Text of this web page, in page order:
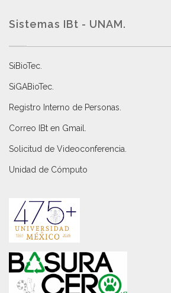
Sistemas IBt - UNAM.
SiBioTec
SiGABioTec.
Registro Interno de Personas
Correo IBt en Gmail
Solicitud de Videoconferencia.
Unidad de Cómputo